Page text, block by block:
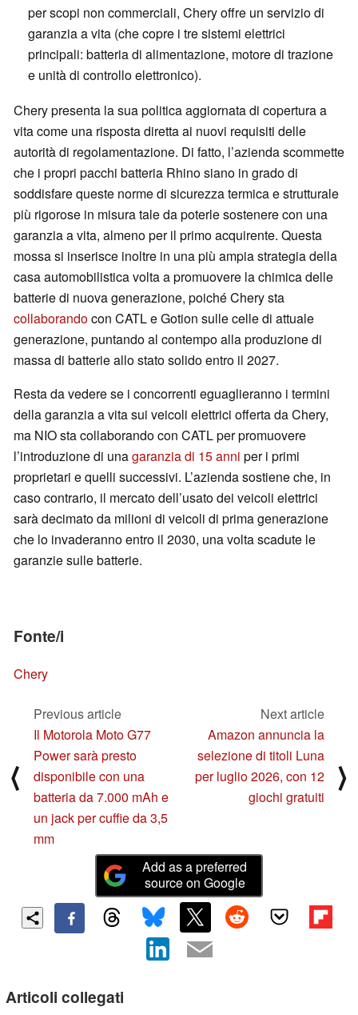
per scopi non commerciali, Chery offre un servizio di
garanzia a vita (che copre i tre sistemi elettrici
principali: batteria di alimentazione, motore di trazione
e unità di controllo elettronico).
Chery presenta la sua politica aggiornata di copertura a
vita come una risposta diretta ai nuovi requisiti delle
autorità di regolamentazione. Di fatto, l’azienda scommette
che i propri pacchi batteria Rhino siano in grado di
soddisfare queste norme di sicurezza termica e strutturale
più rigorose in misura tale da poterle sostenere con una
garanzia a vita, almeno per il primo acquirente. Questa
mossa si inserisce inoltre in una più ampia strategia della
casa automobilistica volta a promuovere la chimica delle
batterie di nuova generazione, poiché Chery sta
collaborandocon CATL e Gotion sulle celle di attuale
generazione, puntando al contempo alla produzione di
massa di batterie allo stato solido entro il 2027.
Resta da vedere se i concorrenti eguaglieranno i termini
della garanzia a vita sui veicoli elettrici offerta da Chery,
ma NIO sta collaborando con CATL per promuovere
l’introduzione di unagaranzia di 15 anni per i primi
proprietari e quelli successivi. L’azienda sostiene che, in
caso contrario, il mercato dell’usato dei veicoli elettrici
sarà decimato da milioni di veicoli di prima generazione
che lo invaderanno entro il 2030, una volta scadute le
garanzie sulle batterie.
Fonte/i
Chery
⟨
Previous article
Il Motorola Moto G77
Power sarà presto
disponibile con una
batteria da 7.000 mAh e
un jack per cuffie da 3,5
mm
Next article
Amazon annuncia la
selezione di titoli Luna
per luglio 2026, con 12
giochi gratuiti
⟩
Add as a preferred
source on Google
Articoli collegati